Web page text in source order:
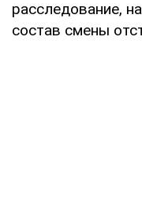
расследование,
состав смены